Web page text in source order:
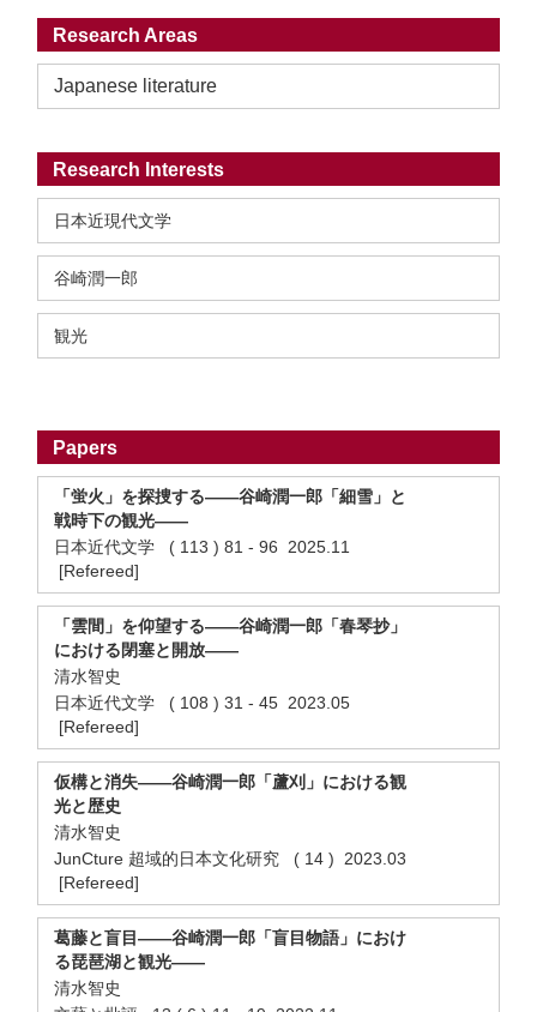
Research Areas
Japanese literature
Research Interests
日本近現代文学
谷崎潤一郎
観光
Papers
「蛍火」を探捜する――谷崎潤一郎「細雪」と
戦時下の観光――
日本近代文学 ( 113 ) 81 - 96 2025.11
[Refereed]
「雲間」を仰望する――谷崎潤一郎「春琴抄」
における閉塞と開放――
清水智史
日本近代文学 ( 108 ) 31 - 45 2023.05
[Refereed]
仮構と消失――谷崎潤一郎「蘆刈」における観
光と歴史
清水智史
JunCture 超域的日本文化研究 ( 14 ) 2023.03
[Refereed]
葛藤と盲目――谷崎潤一郎「盲目物語」におけ
る琵琶湖と観光――
清水智史